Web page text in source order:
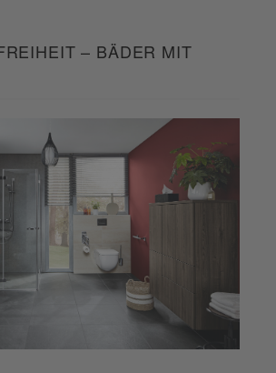
– BÄDER MIT